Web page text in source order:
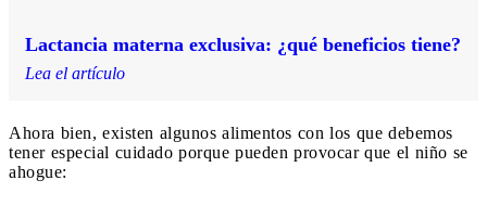
Lactancia materna exclusiva: ¿qué beneficios tiene?
Lea el artículo
Ahora bien, existen algunos alimentos con los que debemos
tener especial cuidado porque pueden provocar que el niño se
ahogue: